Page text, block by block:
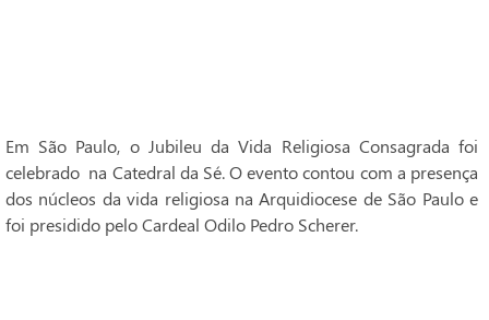
Em São Paulo, o Jubileu da Vida Religiosa Consagrada foi
celebrado na Catedral da Sé. O evento contou com a presença
dos núcleos da vida religiosa na Arquidiocese de São Paulo e
foi presidido pelo Cardeal Odilo Pedro Scherer.